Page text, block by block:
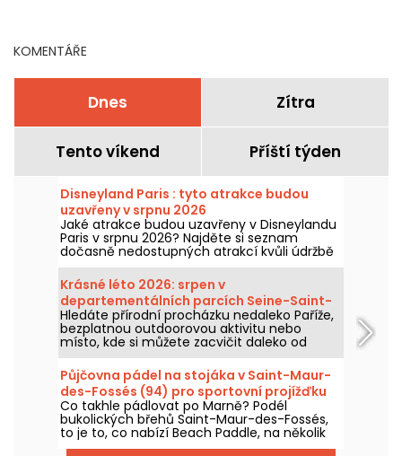
Jardins 2026.
KOMENTÁŘE
Dnes Zítra
Tento víkend Příští týden
Disneyland Paris : tyto atrakce budou
uzavřeny v srpnu 2026
Jaké atrakce budou uzavřeny v Disneylandu
Paris v srpnu 2026? Najděte si seznam
dočasně nedostupných atrakcí kvůli údržbě
nebo rekonstrukci, abyste si mohli
naplánovat návštěvu v parcích Disney.
Krásné léto 2026: srpen v
departementálních parcích Seine-Saint-
Denis
Hledáte přírodní procházku nedaleko Paříže,
bezplatnou outdoorovou aktivitu nebo
místo, kde si můžete zacvičit daleko od
městského ruchu? Jeden z parků v Seine-
Saint-Denis vám určitě vyhoví!
Půjčovna pádel na stojáka v Saint-Maur-
des-Fossés (94) pro sportovní projížďku
po řece Marně
Co takhle pádlovat po Marně? Podél
bukolických břehů Saint-Maur-des-Fossés,
to je to, co nabízí Beach Paddle, na několik
hodin pádlování podél řeky.